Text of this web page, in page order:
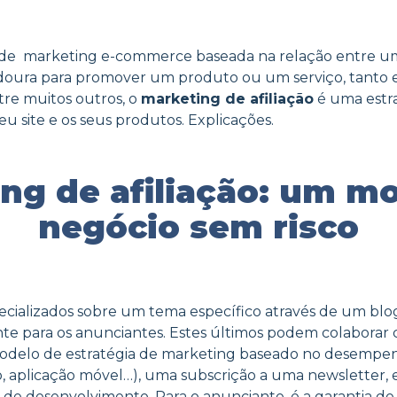
marketing e-commerce baseada na relação entre
para promover um produto ou um serviço, tanto
muitos outros, o marketing de afiliação é uma
site e os seus produtos. Explicações.
de afiliação: um
negócio sem risco
sobre um tema específico através de um
para os anunciantes. Estes últimos podem colaborar
de estratégia de marketing baseado no
móvel…), uma subscrição a uma